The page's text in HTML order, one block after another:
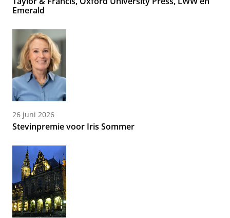
Emerald
26 juni 2026
Stevinpremie voor Iris Sommer